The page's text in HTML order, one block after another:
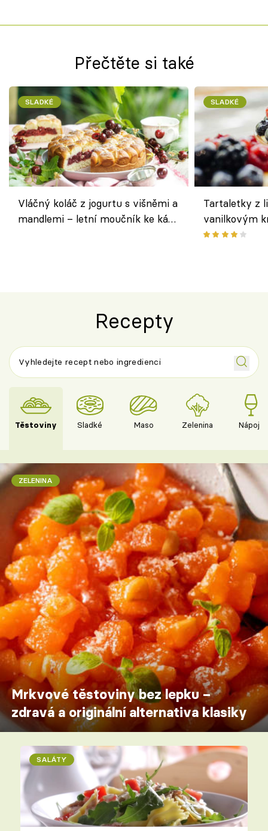
Přečtěte si také
SLADKÉ
Vláčný koláč z jogurtu s višněmi a
mandlemi – letní moučník ke kávě
SLADKÉ
Tartaletky z
vanilkovým
ovocem
Recepty
Těstoviny Sladké Maso Zelenina Nápoje
ZELENINA
Mrkvové těstoviny bez lepku –
zdravá a originální alternativa klasiky
SALÁTY